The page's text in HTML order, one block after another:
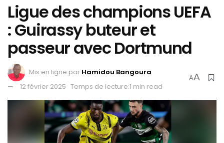
Ligue des champions UEFA
: Guirassy buteur et
passeur avec Dortmund
Mis en ligne par Hamidou Bangoura
12 février 2025 Temps de lecture:1 min read
AA